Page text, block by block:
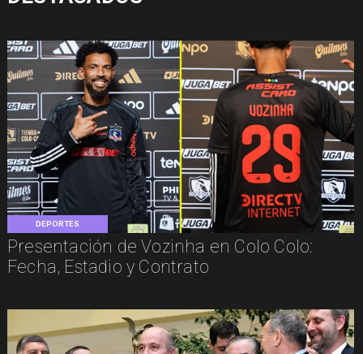
DEPORTES
Presentación de Vozinha en Colo Colo:
Fecha, Estadio y Contrato